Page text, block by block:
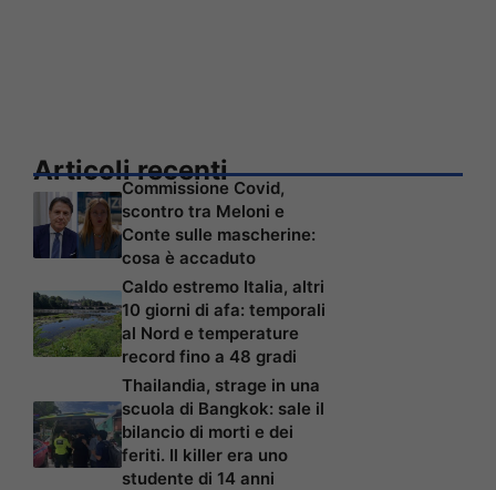
Articoli recenti
Commissione Covid,
scontro tra Meloni e
Conte sulle mascherine:
cosa è accaduto
Caldo estremo Italia, altri
10 giorni di afa: temporali
al Nord e temperature
record fino a 48 gradi
Thailandia, strage in una
scuola di Bangkok: sale il
bilancio di morti e dei
feriti. Il killer era uno
studente di 14 anni